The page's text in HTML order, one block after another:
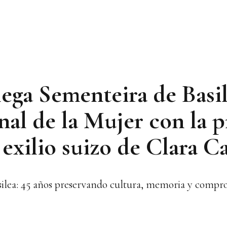
Sementeira de
de la Mujer con la
suizo de Clara
45 años preservando cultura, memoria y